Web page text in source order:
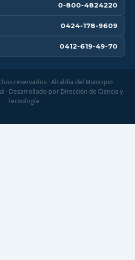
0-800-4824220
0424-178-9609
0412-619-49-70
reservados · Alcaldía del Municipio
· Desarrollado por Dirección de Ciencia y
Tecnología